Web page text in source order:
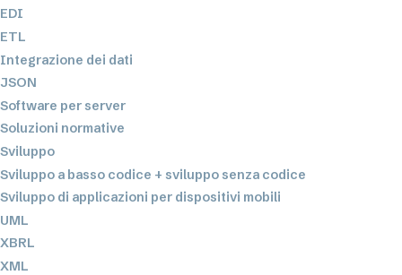
EDI
ETL
Integrazione dei dati
JSON
Software per server
Soluzioni normative
Sviluppo
Sviluppo a basso codice + sviluppo senza codice
Sviluppo di applicazioni per dispositivi mobili
UML
XBRL
XML